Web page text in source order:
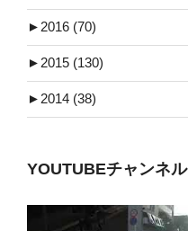
►2016 (70)
►2015 (130)
►2014 (38)
YOUTUBEチャンネル